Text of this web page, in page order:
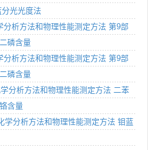
光光度法
析方法和物理性能测定方法 第9部
磷含量
析方法和物理性能测定方法 第9部
磷含量
分析方法和物理性能测定方法 二苯
含量
学分析方法和物理性能测定方法 钼蓝